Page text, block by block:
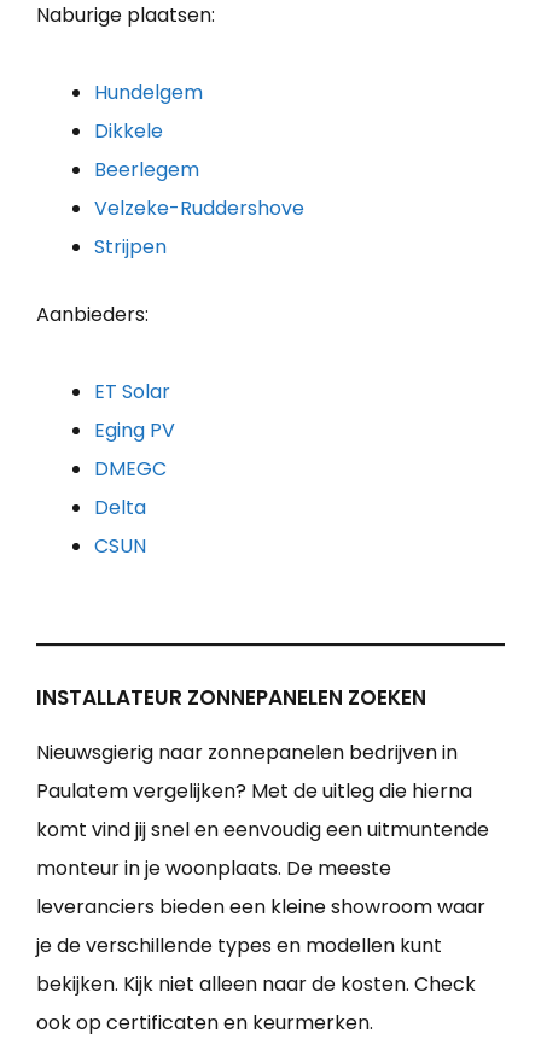
Naburige plaatsen:
Hundelgem
Dikkele
Beerlegem
Velzeke-Ruddershove
Strijpen
Aanbieders:
ET Solar
Eging PV
DMEGC
Delta
CSUN
INSTALLATEUR ZONNEPANELEN ZOEKEN
Nieuwsgierig naar zonnepanelen bedrijven in
Paulatem vergelijken? Met de uitleg die hierna
komt vind jij snel en eenvoudig een uitmuntende
monteur in je woonplaats. De meeste
leveranciers bieden een kleine showroom waar
je de verschillende types en modellen kunt
bekijken. Kijk niet alleen naar de kosten. Check
ook op certificaten en keurmerken.